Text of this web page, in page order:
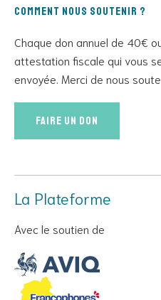
Comment nous soutenir ?
Chaque don annuel de 40€
attestation fiscale qui vous
envoyée. Merci de nous
Faire un don
La Plateforme
Avec le soutien de